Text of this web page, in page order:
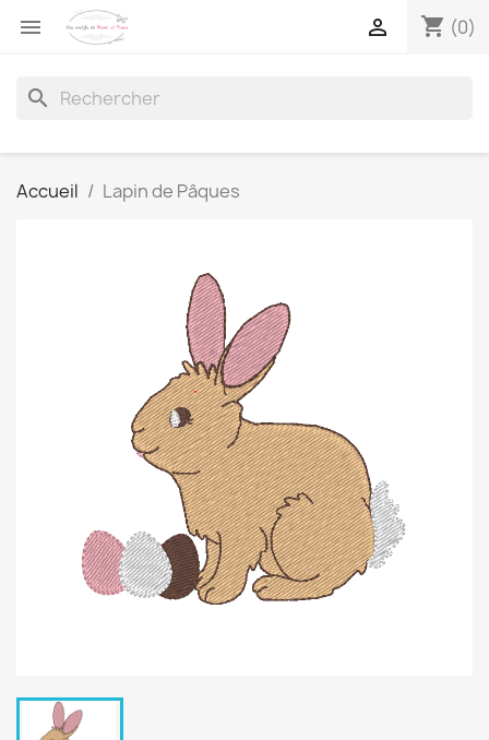
 shopping_cart (0)

search
Accueil Lapin de Pâques